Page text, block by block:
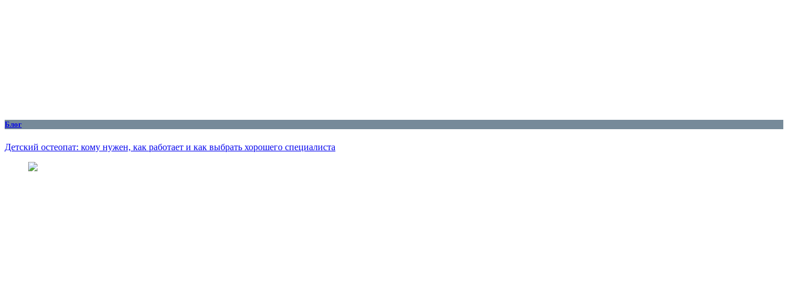
Блог
Детский остеопат: кому нужен, как работает и как выбрать хорошего специалиста